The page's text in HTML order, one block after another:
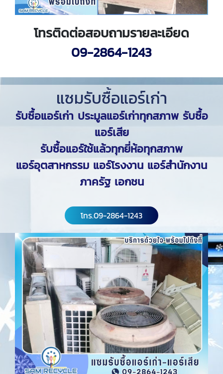
โทรติดต่อสอบถามรายละเอียด
09-2864-1243
แซมรับซื้อแอร์เก่า
รับซื้อแอร์เก่า ประมูลแอร์เก่าทุกสภาพ รับซื้อ
แอร์เสีย
รับซื้อแอร์ใช้แล้วทุกยี่ห้อทุกสภาพ
แอร์อุตสาหกรรม แอร์โรงงาน แอร์สำนักงาน
ภาครัฐ เอกชน
โทร.09-2864-1243